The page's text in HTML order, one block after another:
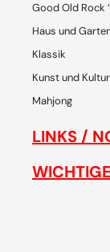
Good Old Rock
Haus und
Klassik
Kunst und Kultur
Mahjong
LINKS /